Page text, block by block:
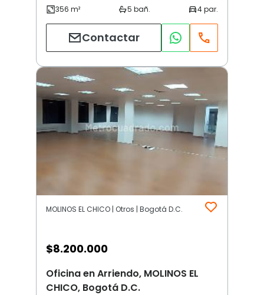
Contactar
MOLINOS EL CHICO | Otros | Bogotá D.C.
$8.200.000
Oficina en Arriendo, MOLINOS EL
CHICO, Bogotá D.C.